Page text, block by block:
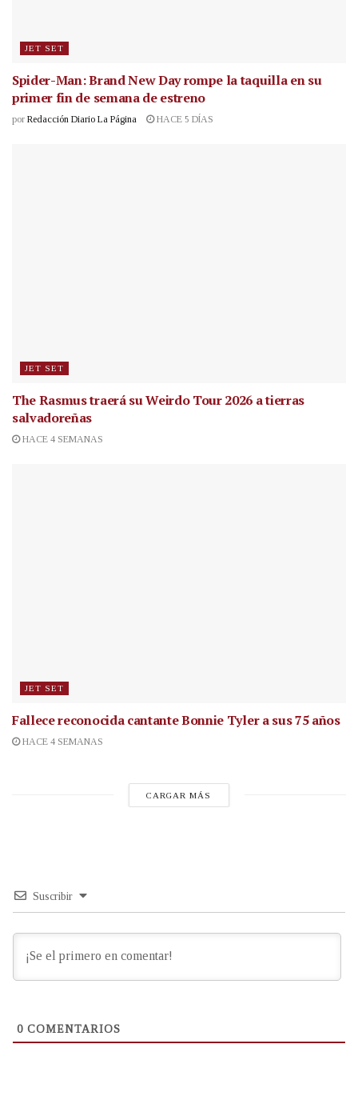
JET SET
Spider-Man: Brand New Day rompe la taquilla en su
primer fin de semana de estreno
por Redacción Diario La Página HACE 5 DÍAS
JET SET
The Rasmus traerá su Weirdo Tour 2026 a tierras
salvadoreñas
HACE 4 SEMANAS
JET SET
Fallece reconocida cantanteBonnie Tyler a sus 75 años
HACE 4 SEMANAS
CARGAR MÁS
Suscribir
0 COMENTARIOS